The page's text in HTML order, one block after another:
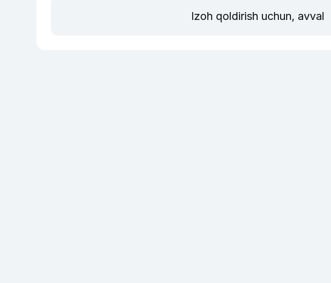
Izoh qoldirish uchun, avval